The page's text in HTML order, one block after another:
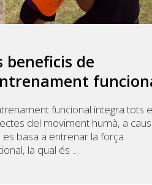
beneficis de
funcional integra tots
del moviment humà, a
es basa a entrenar la força
la qual és …